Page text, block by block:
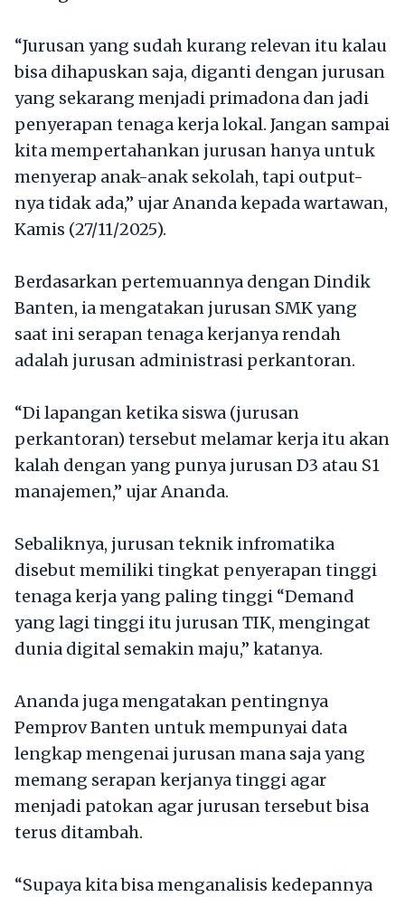
“Jurusan yang sudah kurang relevan itu kalau
bisa dihapuskan saja, diganti dengan jurusan
yang sekarang menjadi primadona dan jadi
penyerapan tenaga kerja lokal. Jangan sampai
kita mempertahankan jurusan hanya untuk
menyerap anak-anak sekolah, tapi output-
nya tidak ada,” ujar Ananda kepada wartawan,
Kamis (27/11/2025).
Berdasarkan pertemuannya dengan Dindik
Banten, ia mengatakan jurusan SMK yang
saat ini serapan tenaga kerjanya rendah
adalah jurusan administrasi perkantoran.
“Di lapangan ketika siswa (jurusan
perkantoran) tersebut melamar kerja itu akan
kalah dengan yang punya jurusan D3 atau S1
manajemen,” ujar Ananda.
Sebaliknya, jurusan teknik infromatika
disebut memiliki tingkat penyerapan tinggi
tenaga kerja yang paling tinggi “Demand
yang lagi tinggi itu jurusan TIK, mengingat
dunia digital semakin maju,” katanya.
Ananda juga mengatakan pentingnya
Pemprov Banten untuk mempunyai data
lengkap mengenai jurusan mana saja yang
memang serapan kerjanya tinggi agar
menjadi patokan agar jurusan tersebut bisa
terus ditambah.
“Supaya kita bisa menganalisis kedepannya